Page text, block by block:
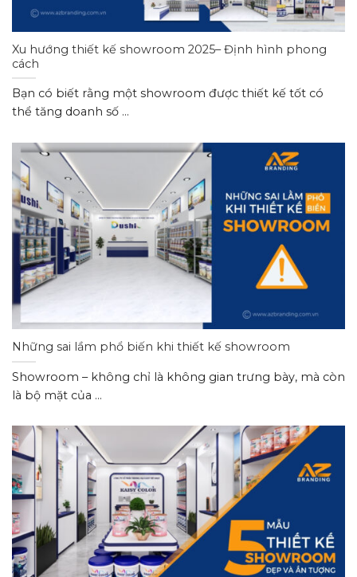
Xu hướng thiết kế showroom 2025– Định hình phong
cách
Bạn có biết rằng một showroom được thiết kế tốt có
thể tăng doanh số ...
Những sai lầm phổ biến khi thiết kế showroom
Showroom – không chỉ là không gian trưng bày, mà còn
là bộ mặt của ...